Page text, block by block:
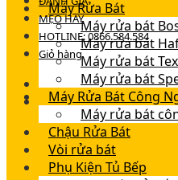
MẸO HAY
HOTLINE: 0866.584.584
Giỏ hàng
Máy Rửa Bát
Máy rửa bát
Máy rửa bát
Máy rửa bát
Máy rửa bát
Máy Rửa Bát Công
Máy rửa bát
Chậu Rửa Bát
Vòi rửa bát
Phụ Kiện Tủ Bếp